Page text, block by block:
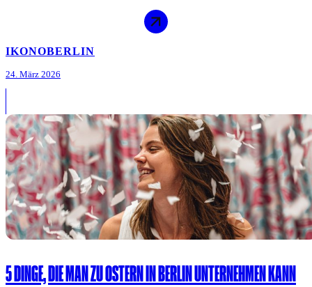
IKONOBERLIN
24. März 2026
5 DINGE, DIE MAN ZU OSTERN IN BERLIN UNTERNEHMEN KANN